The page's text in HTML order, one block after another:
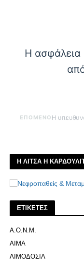
Η ασφάλεια
ΕΠΟΜΕΝΟ
Η ΛΙΤΣΑ Η
ΕΤΙΚΕΤΕΣ
Α.Ο.Ν.Μ.
ΑΙΜΑ
ΑΙΜΟΔΟΣΙΑ